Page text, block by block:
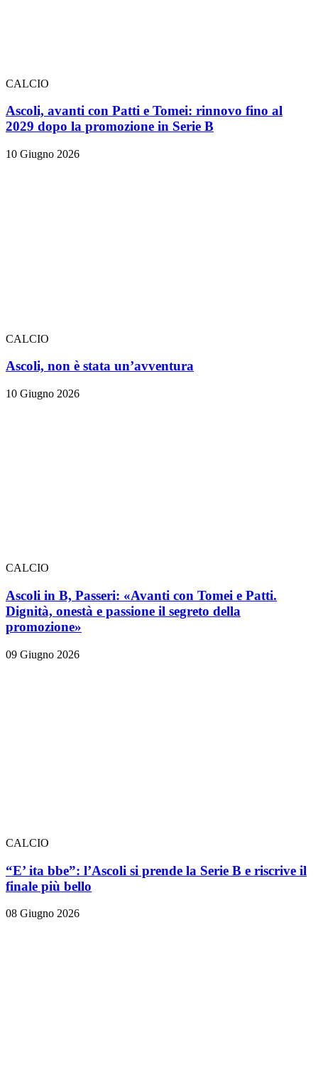
CALCIO
Ascoli, avanti con Patti e Tomei: rinnovo fino al
2029 dopo la promozione in Serie B
10 Giugno 2026
CALCIO
Ascoli, non è stata un’avventura
10 Giugno 2026
CALCIO
Ascoli in B, Passeri: «Avanti con Tomei e Patti.
Dignità, onestà e passione il segreto della
promozione»
09 Giugno 2026
CALCIO
“E’ ita bbe”: l’Ascoli si prende la Serie B e riscrive il
finale più bello
08 Giugno 2026